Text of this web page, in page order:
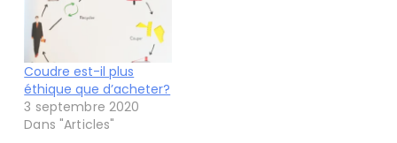
Coudre est-il plus
éthique que d’acheter?
3 septembre 2020
Dans "Articles"